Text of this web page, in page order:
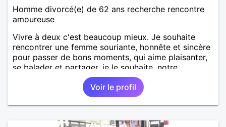
Homme divorcé(e) de 62 ans recherche rencontre
amoureuse
Vivre à deux c'est beaucoup mieux. Je souhaite
rencontrer une femme souriante, honnête et sincère
pour passer de bons moments, qui aime plaisanter,
se balader et partager, je le souhaite, notre
complicité. J'aime beaucoup les chantiers de
randonnée pour se défouler, se relaxer, se détendre
et finalement prendre du bon temps. C'est difficile
de tout dire en quelques lignes. En revanche, vous
Voir le profil